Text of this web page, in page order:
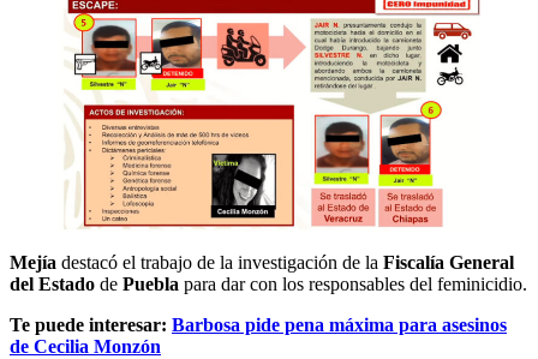
Mejía destacó el trabajo de la investigación de la Fiscalía General
del Estado de Puebla para dar con los responsables del feminicidio.
Te puede interesar: Barbosa pide pena máxima para asesinos
de Cecilia Monzón